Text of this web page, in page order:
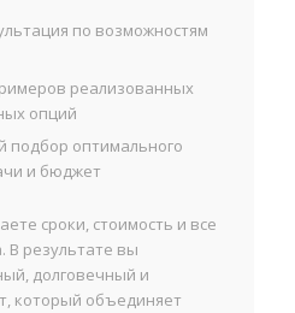
по возможностям
реализованных
опций
оптимального
и бюджет
сроки, стоимость и все
В результате вы
долговечный и
который объединяет